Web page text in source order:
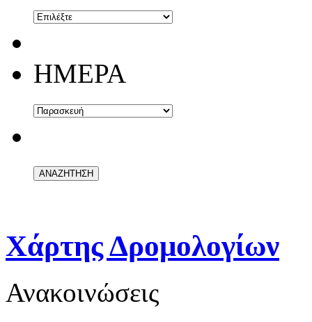
ΗΜΕΡΑ
Χάρτης Δρομολογίων
Ανακοινώσεις